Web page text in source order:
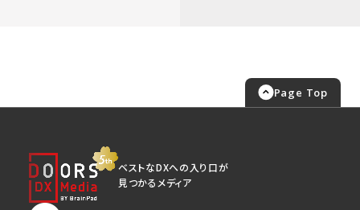
Page Top
ベストなDXへの入り口が
見つかるメディア